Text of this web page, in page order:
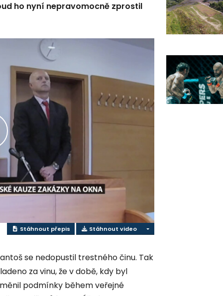
ho nyní nepravomocně zprostil
Stáhnout přepis Stáhnout video
se nedopustil trestného činu. Tak
za vinu, že v době, kdy byl
podmínky během veřejné